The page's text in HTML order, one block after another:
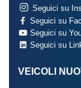
Seguici su
Seguici su
Seguici su
Seguici su
VEICOLI